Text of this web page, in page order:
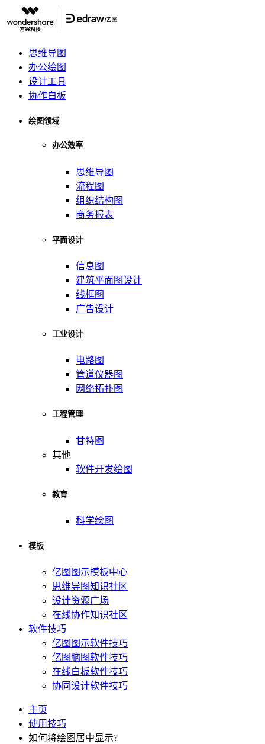
思维导图
办公绘图
设计工具
协作白板
绘图领域
办公效率
思维导图
流程图
组织结构图
商务报表
平面设计
信息图
建筑平面图设计
线框图
广告设计
工业设计
电路图
管道仪器图
网络拓扑图
工程管理
甘特图
其他
软件开发绘图
教育
科学绘图
模板
亿图图示模板中心
思维导图知识社区
设计资源广场
在线协作知识社区
软件技巧
亿图图示软件技巧
亿图脑图软件技巧
在线白板软件技巧
协同设计软件技巧
主页
使用技巧
如何将绘图居中显示?